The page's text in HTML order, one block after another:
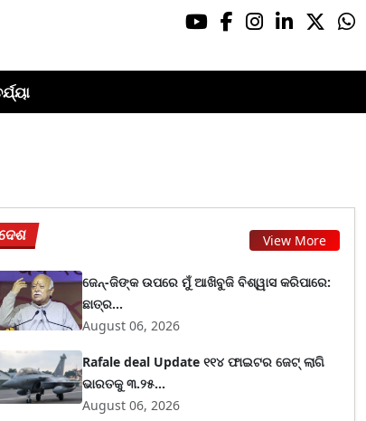
View More
ଜେନ୍-ଜିଙ୍କ ଉପରେ ମୁଁ ଆଖିବୁଜି ବିଶ୍ୱାସ କରିପାରେ:
ଛାତ୍ର...
August 06, 2026
Rafale deal Update ୧୧୪ ଫାଇଟର ଜେଟ୍ ଲାଗି
ଭାରତକୁ ୩.୨୫...
August 06, 2026